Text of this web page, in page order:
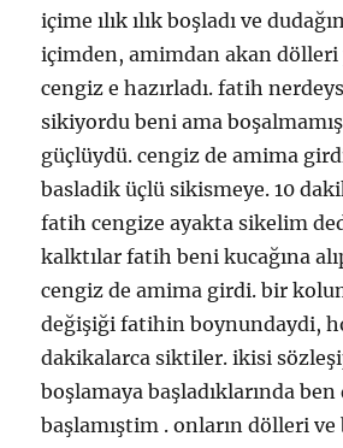
içime ılık ılık boşladı ve
içimden, amimdan akan dölleri
cengiz e hazırladı. fatih
sikiyordu beni ama
güçlüydü. cengiz de amima
basladik üçlü sikismeye. 10
fatih cengize ayakta sikelim
kalktılar fatih beni kucağına
cengiz de amima girdi. bir
değişiği fatihin boynundaydi,
dakikalarca siktiler. ikisi
boşlamaya başladıklarında
başlamıştim . onların dölleri ve